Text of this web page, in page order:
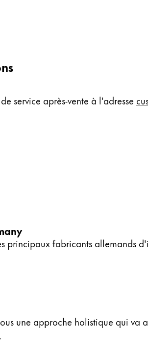
service après-vente à l'adresse
principaux fabricants allemands
une approche holistique qui va